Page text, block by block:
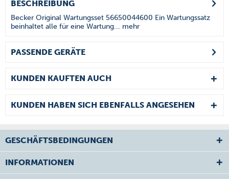
BESCHREIBUNG
Becker Original Wartungsset 56650044600 Ein Wartungssatz
beinhaltet alle für eine Wartung... mehr
PASSENDE GERÄTE
KUNDEN KAUFTEN AUCH
KUNDEN HABEN SICH EBENFALLS ANGESEHEN
GESCHÄFTSBEDINGUNGEN
INFORMATIONEN